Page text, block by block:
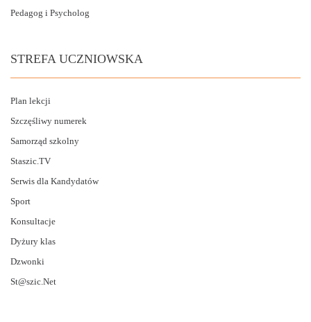
Pedagog i Psycholog
STREFA UCZNIOWSKA
Plan lekcji
Szczęśliwy numerek
Samorząd szkolny
Staszic.TV
Serwis dla Kandydatów
Sport
Konsultacje
Dyżury klas
Dzwonki
St@szic.Net